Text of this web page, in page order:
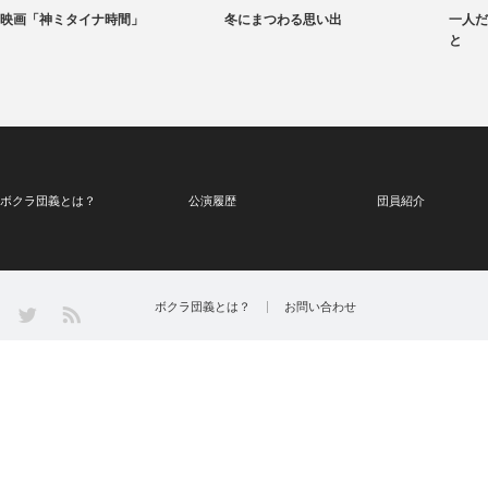
映画「神ミタイナ時間」 冬にまつわる思い出
一人
と
ボクラ団義とは？ 公演履歴 団員紹介
Twitter ボクラ団義とは？ お問い合わせ